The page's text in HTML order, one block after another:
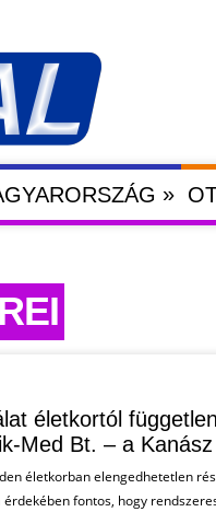
»
életkortól
Med Bt. – a
életkorban elengedhetetlen
fontos, hogy